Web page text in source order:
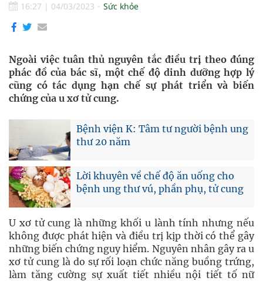
16:27 | 04/03/2023 Sức khỏe
Ngoài việc tuân thủ nguyên tắc điều trị theo đúng
phác đồ của bác sĩ, một chế độ dinh dưỡng hợp lý
cũng có tác dụng hạn chế sự phát triển và biến
chứng của u xơ tử cung.
Bệnh viện K: Tâm tư người bệnh ung
thư 20 năm
Lời khuyên về chế độ ăn uống cho
bệnh ung thư vú, phần phụ, tử cung
U xơ tử cung là những khối u lành tính nhưng nếu
không được phát hiện và điều trị kịp thời có thể gây
những biến chứng nguy hiểm. Nguyên nhân gây ra u
xơ tử cung là do sự rối loạn chức năng buồng trứng,
làm tăng cường sự xuất tiết nhiều nội tiết tố nữ